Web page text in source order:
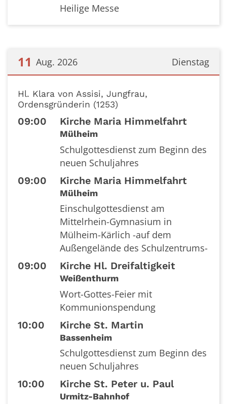
Heilige Messe
Dienstag
11 Aug. 2026
Hl. Klara von Assisi, Jungfrau,
Ordensgründerin (1253)
09:00 Kirche Maria Himmelfahrt
Mülheim
Schulgottesdienst zum Beginn des
neuen Schuljahres
09:00 Kirche Maria Himmelfahrt
Mülheim
Einschulgottesdienst am
Mittelrhein-Gymnasium in
Mülheim-Kärlich -auf dem
Außengelände des Schulzentrums-
09:00 Kirche Hl. Dreifaltigkeit
Weißenthurm
Wort-Gottes-Feier mit
Kommunionspendung
10:00 Kirche St. Martin
Bassenheim
Schulgottesdienst zum Beginn des
neuen Schuljahres
10:00 Kirche St. Peter u. Paul
Urmitz-Bahnhof